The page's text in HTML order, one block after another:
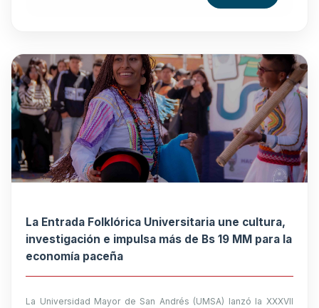
La Entrada Folklórica Universitaria une cultura,
investigación e impulsa más de Bs 19 MM para la
economía paceña
La Universidad Mayor de San Andrés (UMSA) lanzó la XXXVII